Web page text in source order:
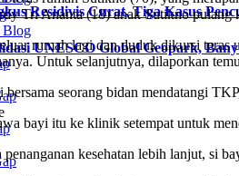
Residivis Curat, Tiga Kasus
UNESCO Global Geopark,
Blog
Tri Ananta (18) anak Sutikno pulang
rumah lagi dan duduk dikursi
Untuk selanjutnya, dilaporkan
bersama seorang bidan mendatangi
bayi itu ke klinik setempat untuk
kesehatan lebih lanjut, si